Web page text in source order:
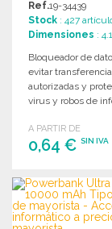
Ref.19-34439
Stock : 427
Dimensiones :
Bloqueador de
evitar
autorizadas y
virus y robos de
A PARTIR DE
0,64 € SIN IVA
PEDIR
Solicitar un